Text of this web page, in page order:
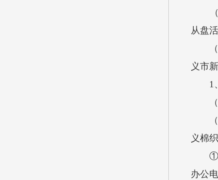
（一
从盘
（二
义市
1、
（1
（2
义棉
①干
办公